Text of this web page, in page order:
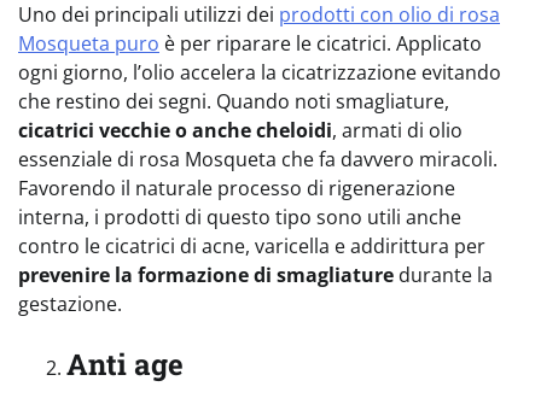
Uno dei principali utilizzi dei prodotti con olio di rosa
Mosqueta puro è per riparare le cicatrici. Applicato
ogni giorno, l’olio accelera la cicatrizzazione evitando
che restino dei segni. Quando noti smagliature,
cicatrici vecchie o anche cheloidi, armati di olio
essenziale di rosa Mosqueta che fa davvero miracoli.
Favorendo il naturale processo di rigenerazione
interna, i prodotti di questo tipo sono utili anche
contro le cicatrici di acne, varicella e addirittura per
prevenire la formazione di smagliature durante la
gestazione.
Anti age